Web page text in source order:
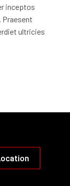
inceptos
Praesent
ultricies